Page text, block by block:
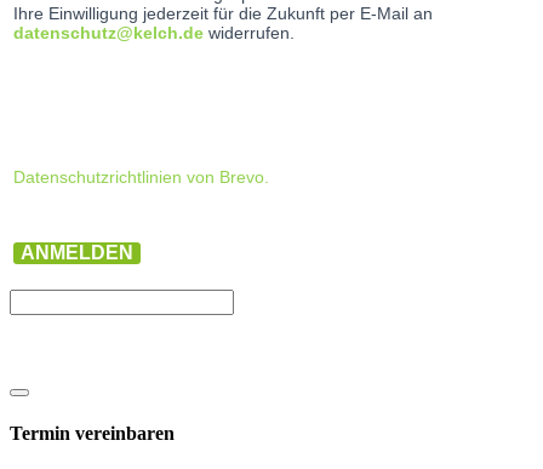
Ihre Einwilligung jederzeit für die Zukunft per E-Mail an
datenschutz@kelch.de widerrufen.
Datenschutzrichtlinien von Brevo.
ANMELDEN
Termin vereinbaren